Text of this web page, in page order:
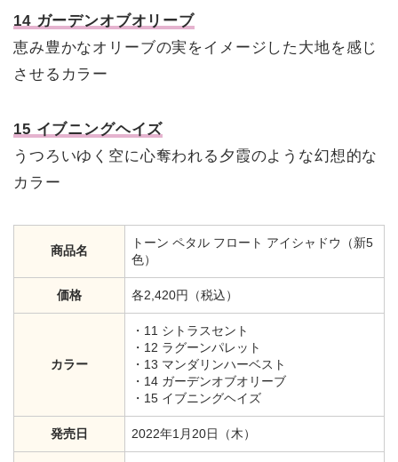
14 ガーデンオブオリーブ
恵み豊かなオリーブの実をイメージした大地を感じ
させるカラー
15 イブニングヘイズ
うつろいゆく空に心奪われる夕霞のような幻想的な
カラー
商品名
トーン ペタル フロート アイシャドウ（新5
色）
価格 各2,420円（税込）
カラー
・11 シトラスセント
・12 ラグーンパレット
・13 マンダリンハーベスト
・14 ガーデンオブオリーブ
・15 イブニングヘイズ
発売日 2022年1月20日（木）